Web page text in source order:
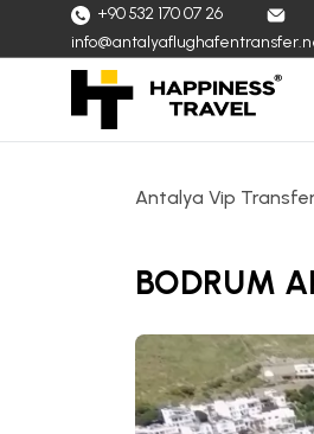
+90 532 170 07 26
Antalya Vip
BODRUM